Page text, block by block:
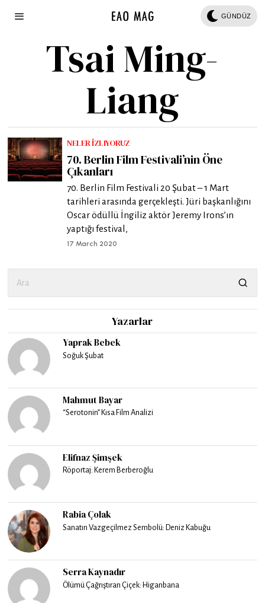
GÜNDÜZ
Tsai Ming-
Liang
NELER İZLIYORUZ
70. Berlin Film Festivali’nin Öne
Çıkanları
70. Berlin Film Festivali 20 Şubat – 1 Mart
tarihleri arasında gerçekleşti. Jüri başkanlığını
Oscar ödüllü İngiliz aktör Jeremy Irons’ın
yaptığı festival,
17 March 2020
Yazarlar
Yaprak Bebek
Soğuk Şubat
Mahmut Bayar
“Serotonin” Kısa Film Analizi
Elifnaz Şimşek
Röportaj: Kerem Berberoğlu
Rabia Çolak
Sanatın Vazgeçilmez Sembolü: Deniz Kabuğu
Serra Kaynadır
Ölümü Çağrıştıran Çiçek: Higanbana